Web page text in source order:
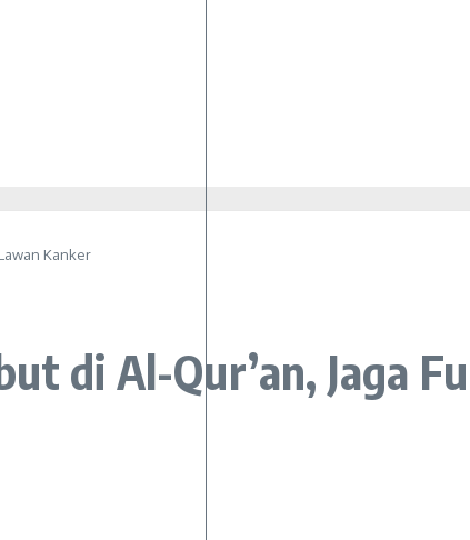
Kanker
di Al-Qur’an, Jaga